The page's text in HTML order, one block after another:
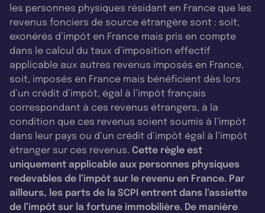
les personnes physiques résidant en France que les
revenus fonciers de source étrangère sont : soit,
exonérés d’impôt en France mais pris en compte
dans le calcul du taux d’imposition effectif
applicable aux autres revenus imposés en France,
soit, imposés en France mais bénéficient dès lors
d’un crédit d’impôt, égal à l’impôt français
correspondant à ces revenus étrangers, à la
condition que ces revenus soient soumis à l’impôt
dans leur pays ou d’un crédit d’impôt égal à l’impôt
étranger sur ces revenus. Cette règle est
uniquement applicable aux personnes physiques
redevables de l’impôt sur le revenu en France. Par
ailleurs, les parts de la SCPI entrent dans l’assiette
de l’impôt sur la fortune immobilière. De manière